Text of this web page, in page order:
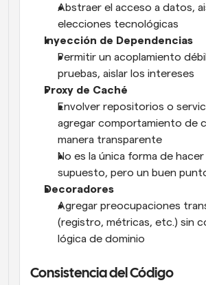
Abstraer el acceso a datos,
elecciones tecnológicas
Inyección de Dependencias
Permitir un acoplamiento
pruebas, aislar los intereses
Proxy de Caché
Envolver repositorios o
agregar comportamiento de
manera transparente
No es la única forma de
supuesto, pero un buen
Decoradores
Agregar preocupaciones
(registro, métricas, etc.) sin
lógica de dominio
Consistencia del Código